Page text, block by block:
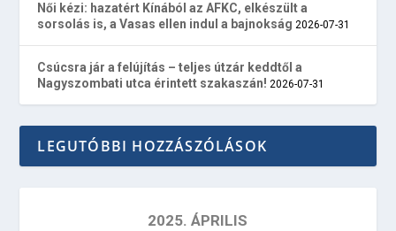
Női kézi: hazatért Kínából az AFKC, elkészült a
sorsolás is, a Vasas ellen indul a bajnokság 2026-07-31
Csúcsra jár a felújítás – teljes útzár keddtől a
Nagyszombati utca érintett szakaszán! 2026-07-31
LEGUTÓBBI HOZZÁSZÓLÁSOK
2025. ÁPRILIS